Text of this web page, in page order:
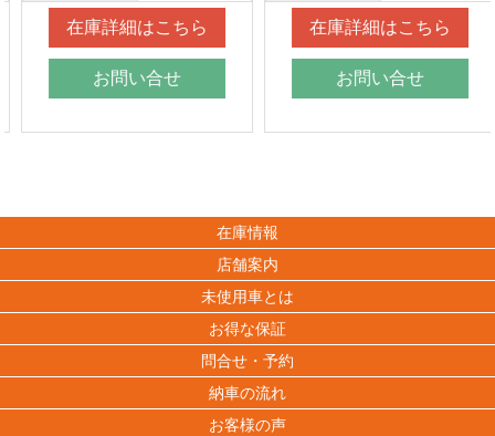
在庫詳細はこちら
お問い合せ
在庫詳細はこちら
お問い合せ
在庫情報
店舗案内
未使用車とは
お得な保証
問合せ・予約
納車の流れ
お客様の声